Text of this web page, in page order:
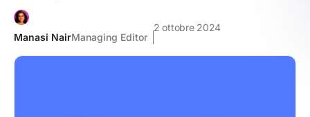
Manasi NairManaging Editor
2 ottobre 2024